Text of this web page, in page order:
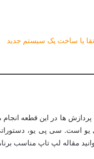
یا ساخت یک سیستم جدید
ها در این قطعه انجام
است. سی پی یو،
مقاله لپ تاپ مناسب